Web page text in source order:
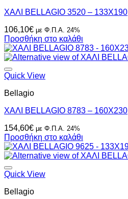
ΧΑΛΙ BELLAGIO 3520 – 133X190
106,10€ με Φ.Π.Α. 24%
Προσθήκη στο καλάθι
Quick View
Bellagio
ΧΑΛΙ BELLAGIO 8783 – 160X230
154,60€ με Φ.Π.Α. 24%
Προσθήκη στο καλάθι
Quick View
Bellagio